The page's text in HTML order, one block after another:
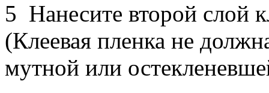
5 Нанесите второй слой
(Клеевая пленка не
мутной или